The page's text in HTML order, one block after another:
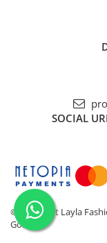
SOCIAL
©Copyright Layla
Gomag